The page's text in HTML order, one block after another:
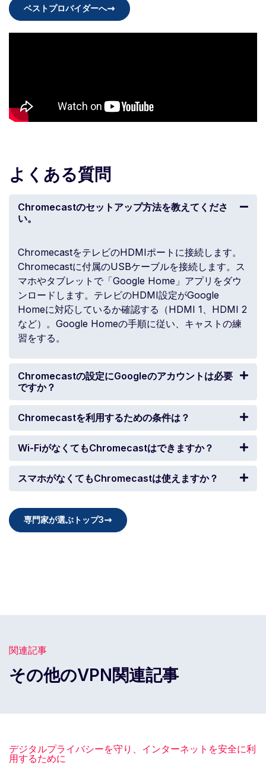
ベストプロバイダーへ
よくある質問
Chromecastのセットアップ方法を教えてくださ
い。
ChromecastをテレビのHDMIポートに接続します。
Chromecastに付属のUSBケーブルを接続します。ス
マホやタブレットで「Google Home」アプリをダウ
ンロードします。テレビのHDMI設定がGoogle
Homeに対応しているか確認する（HDMI 1、HDMI 2
など）。Google Homeの手順に従い、キャストの練
習をする。
Chromecastの設定にGoogleのアカウントは必要
ですか？
Chromecastを利用するための条件は？
Wi-FiがなくてもChromecastはできますか？
スマホがなくてもChromecastは使えますか？
専門家が選ぶトップ3
関連記事
その他のVPN関連記事
デジタルプライバシーを守り、インターネットを安全に利
用するために